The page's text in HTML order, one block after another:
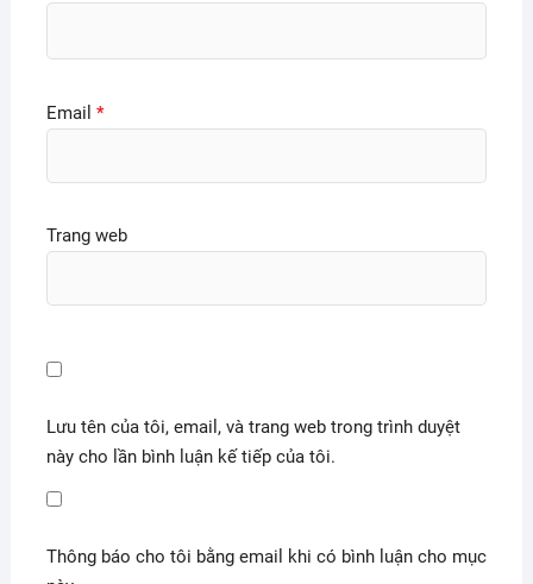
Email *
Trang web
Lưu tên của tôi, email, và trang web trong trình duyệt
này cho lần bình luận kế tiếp của tôi.
Thông báo cho tôi bằng email khi có bình luận cho mục